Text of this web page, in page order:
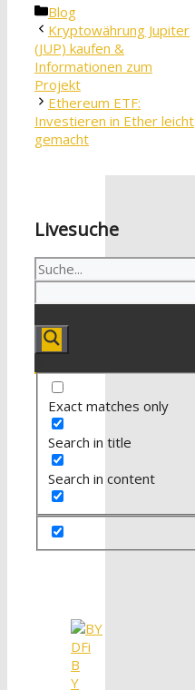
Kategorien
Blog
Kryptowährung Jupiter
(JUP) kaufen &
Informationen zum
Projekt
Ethereum ETF:
Investieren in Ether leicht
gemacht
Livesuche
Exact matches only
Search in title
Search in content
B
Y